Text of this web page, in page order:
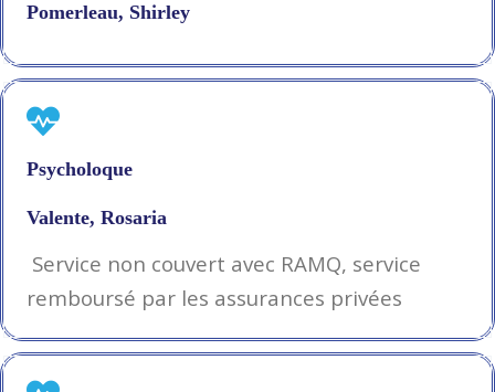
Pomerleau, Shirley
Psycholoque
Valente, Rosaria
Service non couvert avec RAMQ, service
remboursé par les assurances privées